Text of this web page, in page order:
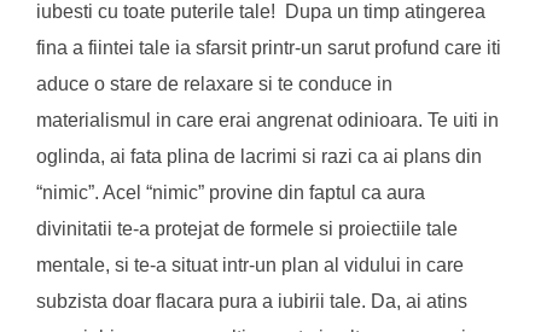
iubesti cu toate puterile tale! Dupa un timp atingerea
fina a fiintei tale ia sfarsit printr-un sarut profund care iti
aduce o stare de relaxare si te conduce in
materialismul in care erai angrenat odinioara. Te uiti in
oglinda, ai fata plina de lacrimi si razi ca ai plans din
“nimic”. Acel “nimic” provine din faptul ca aura
divinitatii te-a protejat de formele si proiectiile tale
mentale, si te-a situat intr-un plan al vidului in care
subzista doar flacara pura a iubirii tale. Da, ai atins